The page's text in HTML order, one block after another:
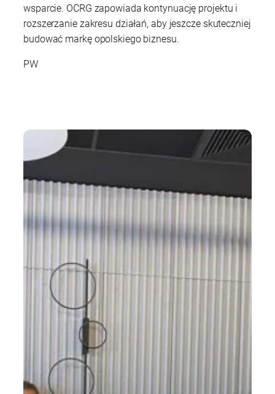
wsparcie. OCRG zapowiada kontynuację projektu i
rozszerzanie zakresu działań, aby jeszcze skuteczniej
budować markę opolskiego biznesu.
PW